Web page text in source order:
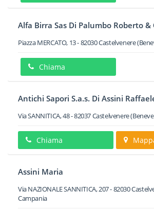
Alfa Birra Sas Di Palumbo Roberto &
Piazza MERCATO, 13-82030Castelvenere
Chiama
Antichi Sapori S.a.s. Di Assini
Via SANNITICA, 48-82037Castelvenere
Chiama
Assini Maria
Via NAZIONALE SANNITICA, 207-82030
Campania